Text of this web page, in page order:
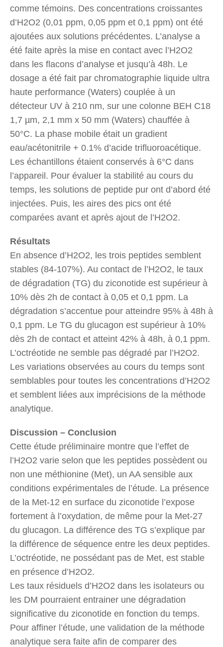
comme témoins. Des concentrations croissantes
d’H2O2 (0,01 ppm, 0,05 ppm et 0,1 ppm) ont été
ajoutées aux solutions précédentes. L’analyse a
été faite après la mise en contact avec l’H2O2
dans les flacons d’analyse et jusqu’à 48h. Le
dosage a été fait par chromatographie liquide ultra
haute performance (Waters) couplée à un
détecteur UV à 210 nm, sur une colonne BEH C18
1,7 µm, 2,1 mm x 50 mm (Waters) chauffée à
50°C. La phase mobile était un gradient
eau/acétonitrile + 0.1% d’acide trifluoroacétique.
Les échantillons étaient conservés à 6°C dans
l’appareil. Pour évaluer la stabilité au cours du
temps, les solutions de peptide pur ont d’abord été
injectées. Puis, les aires des pics ont été
comparées avant et après ajout de l’H2O2.
Résultats
En absence d’H2O2, les trois peptides semblent
stables (84-107%). Au contact de l’H2O2, le taux
de dégradation (TG) du ziconotide est supérieur à
10% dès 2h de contact à 0,05 et 0,1 ppm. La
dégradation s’accentue pour atteindre 95% à 48h à
0,1 ppm. Le TG du glucagon est supérieur à 10%
dès 2h de contact et atteint 42% à 48h, à 0,1 ppm.
L’octréotide ne semble pas dégradé par l’H2O2.
Les variations observées au cours du temps sont
semblables pour toutes les concentrations d’H2O2
et semblent liées aux imprécisions de la méthode
analytique.
Discussion – Conclusion
Cette étude préliminaire montre que l’effet de
l’H2O2 varie selon que les peptides possèdent ou
non une méthionine (Met), un AA sensible aux
conditions expérimentales de l’étude. La présence
de la Met-12 en surface du ziconotide l’expose
fortement à l’oxydation, de même pour la Met-27
du glucagon. La différence des TG s’explique par
la différence de séquence entre les deux peptides.
L’octréotide, ne possédant pas de Met, est stable
en présence d’H2O2.
Les taux résiduels d’H2O2 dans les isolateurs ou
les DM pourraient entrainer une dégradation
significative du ziconotide en fonction du temps.
Pour affiner l’étude, une validation de la méthode
analytique sera faite afin de comparer des